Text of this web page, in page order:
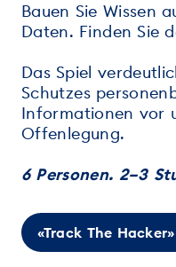
Bauen Sie Wissen
Daten. Finden Sie
Das Spiel
Schutzes
Informationen vor
Offenlegung.
6 Personen. 2–3
«Track The